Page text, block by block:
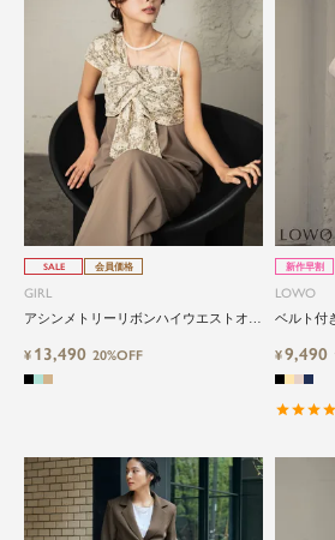
SALE 会員価格
GIRL
アシンメトリーリボンハイウエストオー
¥ 13,490 20%OFF
新作早割
LOWO
ベルト付
ツ3点セ
¥9,490